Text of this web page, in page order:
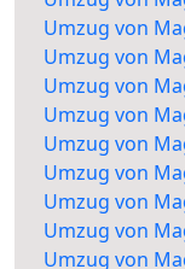
Umzug von
Umzug von
Umzug von
Umzug von
Umzug von
Umzug von
Umzug von
Umzug von
Umzug von